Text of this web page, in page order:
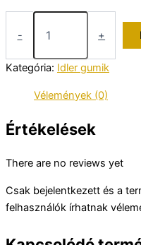
-
Pioneer
Idler
gumi
mennyiség
+
Kategória: Idler gumik
Vélemények (0)
Értékelések
There are no reviews yet
Csak bejelentkezett és a
felhasználók írhatnak